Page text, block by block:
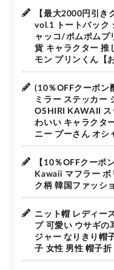
【最大2000円引
vol.1 トートバック
ャッコ/ポムポムプ
貨 キャラクター 推
モン プリンくん【
(10％OFFクーポン
ミラー ステッカー
OSHIRI KAWAII ス
わいい キャラクタ
ニー プーさん オシ
【10％OFFクー
Kawaii マフラー ボ
ク柄 韓国ファッシ
ニット帽 レディー
プ 可愛い ウサギの
ジャー なりきり帽
子 女性 男性 帽子